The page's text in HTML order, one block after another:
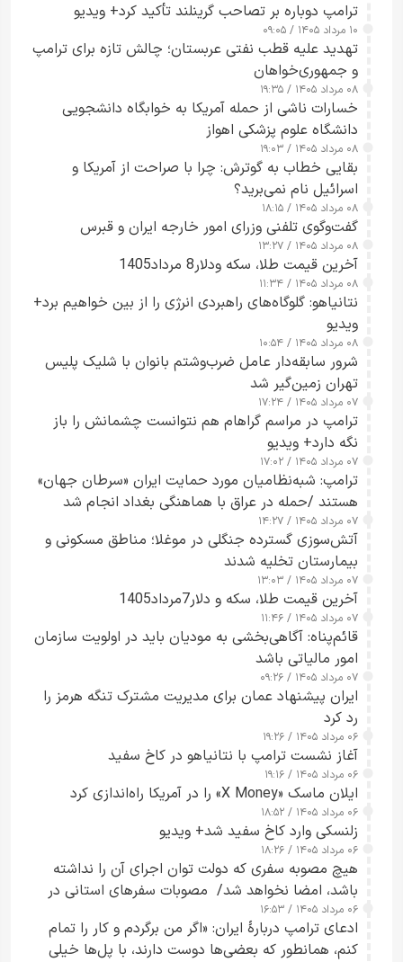
ترامپ دوباره بر تصاحب گرینلند تأکید کرد+ ویدیو
۱۰ مرداد ۱۴۰۵ / ۰۹:۰۵
تهدید علیه قطب نفتی عربستان؛ چالش تازه برای ترامپ
و جمهوری‌خواهان
۰۸ مرداد ۱۴۰۵ / ۱۹:۳۵
خسارات ناشی از حمله آمریکا به خوابگاه دانشجویی
دانشگاه علوم پزشکی اهواز
۰۸ مرداد ۱۴۰۵ / ۱۹:۰۳
بقایی خطاب به گوترش: چرا با صراحت از آمریکا و
اسرائیل نام نمی‌برید؟
۰۸ مرداد ۱۴۰۵ / ۱۸:۱۵
گفت‌وگوی تلفنی وزرای امور خارجه ایران و قبرس
۰۸ مرداد ۱۴۰۵ / ۱۳:۲۷
آخرین قیمت طلا، سکه ودلار8 مرداد1405
۰۸ مرداد ۱۴۰۵ / ۱۱:۳۴
نتانیاهو: گلوگاه‌های راهبردی انرژی را از بین خواهیم برد+
ویدیو
۰۸ مرداد ۱۴۰۵ / ۱۰:۵۴
شرور سابقه‌دار عامل ضرب‌وشتم بانوان با شلیک پلیس
تهران زمین‌گیر شد
۰۷ مرداد ۱۴۰۵ / ۱۷:۲۴
ترامپ در مراسم گراهام هم نتوانست چشمانش را باز
نگه دارد+ ویدیو
۰۷ مرداد ۱۴۰۵ / ۱۷:۰۲
ترامپ: شبه‌نظامیان مورد حمایت ایران «سرطان جهان»
هستند /حمله در عراق با هماهنگی بغداد انجام شد
۰۷ مرداد ۱۴۰۵ / ۱۴:۲۷
آتش‌سوزی گسترده جنگلی در موغلا؛ مناطق مسکونی و
بیمارستان تخلیه شدند
۰۷ مرداد ۱۴۰۵ / ۱۳:۰۳
آخرین قیمت طلا، سکه و دلار7مرداد1405
۰۷ مرداد ۱۴۰۵ / ۱۱:۴۶
قائم‌پناه: آگاهی‌بخشی به مودیان باید در اولویت سازمان
امور مالیاتی باشد
۰۷ مرداد ۱۴۰۵ / ۰۹:۲۶
ایران پیشنهاد عمان برای مدیریت مشترک تنگه هرمز را
رد کرد
۰۶ مرداد ۱۴۰۵ / ۱۹:۲۶
آغاز نشست ترامپ با نتانیاهو در کاخ سفید
۰۶ مرداد ۱۴۰۵ / ۱۹:۱۶
ایلان ماسک «X Money» را در آمریکا راه‌اندازی کرد
۰۶ مرداد ۱۴۰۵ / ۱۸:۵۲
زلنسکی وارد کاخ سفید شد+ ویدیو
۰۶ مرداد ۱۴۰۵ / ۱۸:۲۶
هیچ مصوبه سفری که دولت توان اجرای آن را نداشته
باشد، امضا نخواهد شد/ مصوبات سفرهای استانی در
چارچوب قانون بودجه است+ عکس
۰۶ مرداد ۱۴۰۵ / ۱۶:۵۳
ادعای ترامپ دربارهٔ ایران: «اگر من برگردم و کار را تمام
کنم، همانطور که بعضی‌ها دوست دارند، با پل‌ها خیلی